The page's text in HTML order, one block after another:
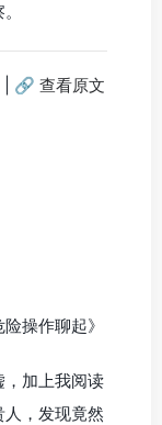
🔗 查看原文
操作聊起》
加上我阅读
，发现竟然